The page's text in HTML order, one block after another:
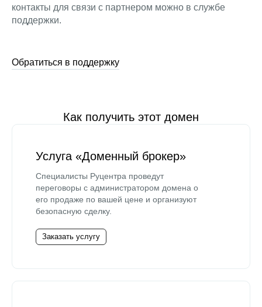
контакты для связи с партнером можно в службе
поддержки.
Обратиться в поддержку
Как получить этот домен
Услуга «Доменный брокер»
Специалисты Руцентра проведут
переговоры с администратором домена о
его продаже по вашей цене и организуют
безопасную сделку.
Заказать услугу